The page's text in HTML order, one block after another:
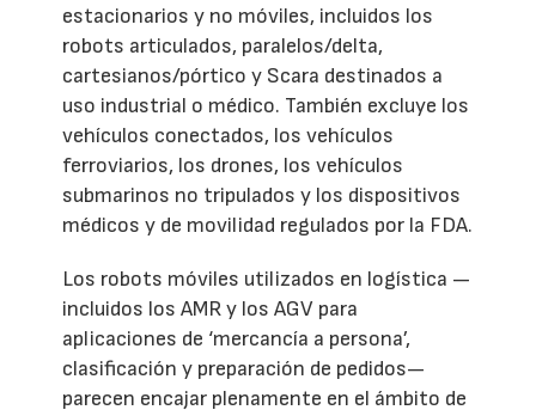
estacionarios y no móviles, incluidos los
robots articulados, paralelos/delta,
cartesianos/pórtico y Scara destinados a
uso industrial o médico. También excluye los
vehículos conectados, los vehículos
ferroviarios, los drones, los vehículos
submarinos no tripulados y los dispositivos
médicos y de movilidad regulados por la FDA.
Los robots móviles utilizados en logística —
incluidos los AMR y los AGV para
aplicaciones de ‘mercancía a persona’,
clasificación y preparación de pedidos—
parecen encajar plenamente en el ámbito de